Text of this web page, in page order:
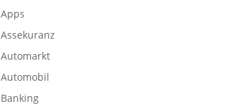
Apps
Assekuranz
Automarkt
Automobil
Banking